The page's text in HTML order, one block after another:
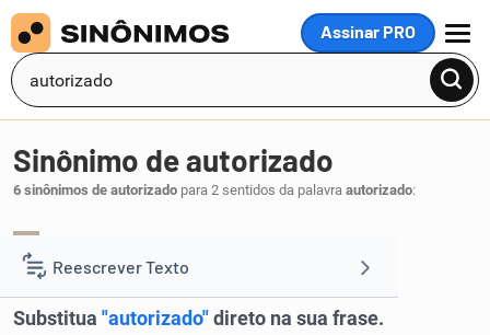
Assinar PRO
MENU
Reescrever Texto
Resumir Texto
Sinônimo de autorizado
6 sinônimos de autorizado para 2 sentidos da palavra autorizado: